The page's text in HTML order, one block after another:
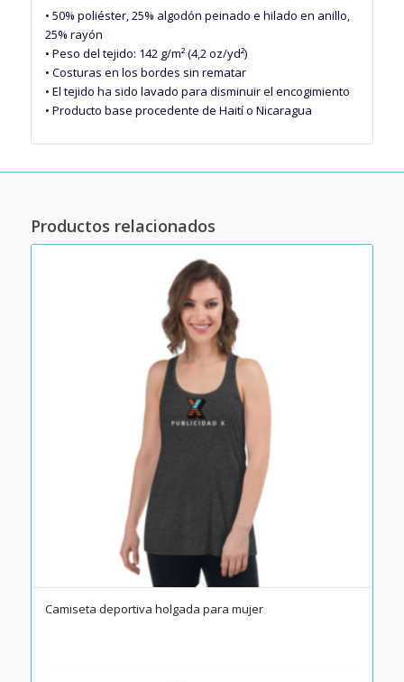
• 50% poliéster, 25% algodón peinado e hilado en anillo,
25% rayón
• Peso del tejido: 142 g/m² (4,2 oz/yd²)
• Costuras en los bordes sin rematar
• El tejido ha sido lavado para disminuir el encogimiento
• Producto base procedente de Haití o Nicaragua
Productos relacionados
Camiseta deportiva holgada para mujer